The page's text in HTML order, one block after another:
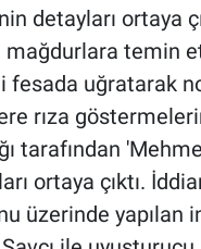
detayları ortaya
mağdurlara temin
fesada uğratarak
rıza
tarafından
ortaya çıktı.
üzerinde yapılan